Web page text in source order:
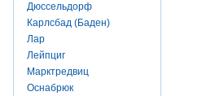
Дюссельдорф
Карлсбад (Баден)
Лар
Лейпциг
Марктредвиц
Оснабрюк